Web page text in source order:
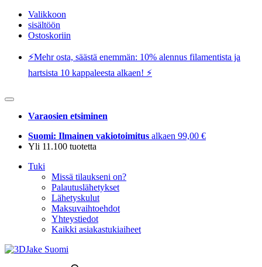
Valikkoon
sisältöön
Ostoskoriin
⚡️Mehr osta, säästä enemmän: 10% alennus filamentista ja
hartsista 10 kappaleesta alkaen! ⚡️
Varaosien etsiminen
Suomi: Ilmainen vakiotoimitus alkaen 99,00 €
Yli 11.100 tuotetta
Tuki
Missä tilaukseni on?
Palautuslähetykset
Lähetyskulut
Maksuvaihtoehdot
Yhteystiedot
Kaikki asiakastukiaiheet